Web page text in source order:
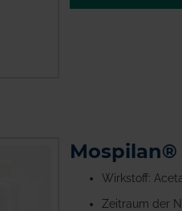
Mospilan®
Wirkstoff:
Zeitraum der